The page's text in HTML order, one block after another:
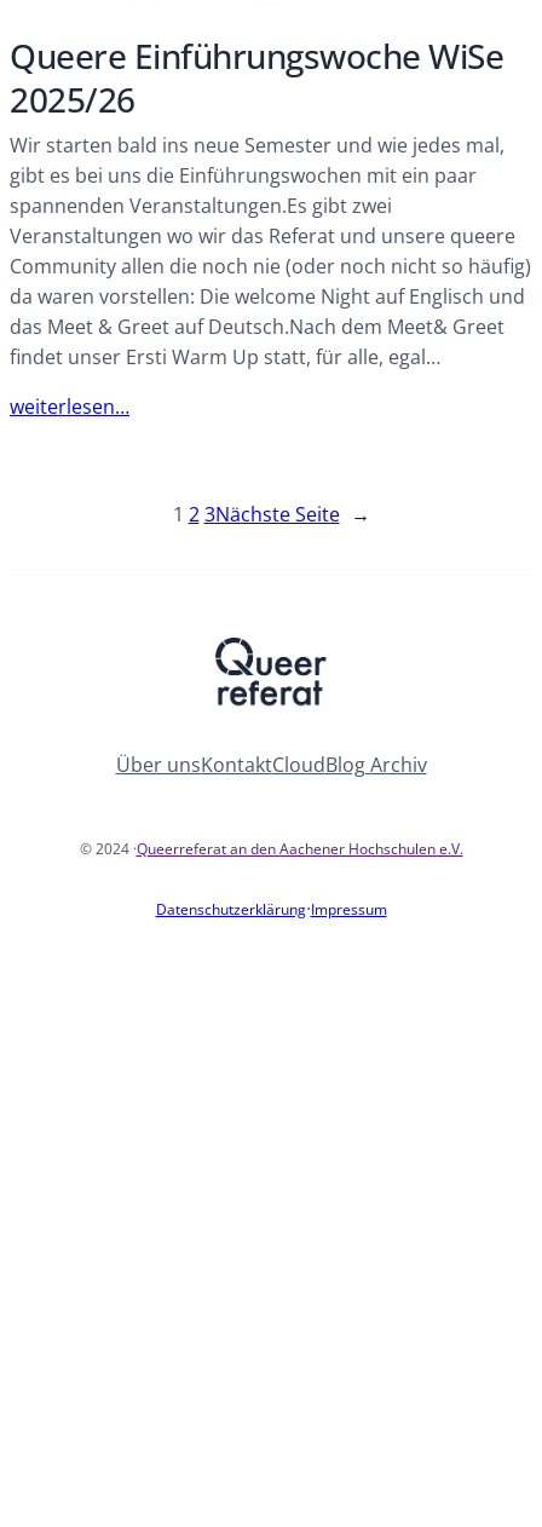
Queere Einführungswoche WiSe
2025/26
Wir starten bald ins neue Semester und wie jedes mal,
gibt es bei uns die Einführungswochen mit ein paar
spannenden Veranstaltungen.Es gibt zwei
Veranstaltungen wo wir das Referat und unsere queere
Community allen die noch nie (oder noch nicht so häufig)
da waren vorstellen: Die welcome Night auf Englisch und
das Meet & Greet auf Deutsch.Nach dem Meet& Greet
findet unser Ersti Warm Up statt, für alle, egal…
weiterlesen…
1 2 3Nächste Seite →
Über unsKontaktCloudBlog Archiv
© 2024 ·Queerreferat an den Aachener Hochschulen e.V.
Datenschutzerklärung·Impressum